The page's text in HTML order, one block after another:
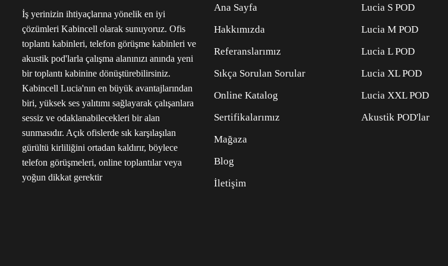
İş yerinizin ihtiyaçlarına yönelik en iyi
çözümleri Kabincell olarak sunuyoruz. Ofis
toplantı kabinleri, telefon görüşme kabinleri ve
akustik pod'larla çalışma alanınızı anında yeni
bir toplantı kabinine dönüştürebilirsiniz.
Kabincell Lucia'nın en büyük avantajlarından
biri, yüksek ses yalıtımı sağlayarak çalışanlara
sessiz ve odaklanabilecekleri bir alan
sunmasıdır. Açık ofislerde sık karşılaşılan
gürültü kirliliğini ortadan kaldırır, böylece
telefon görüşmeleri, online toplantılar veya
yoğun dikkat gerektir
Ana Sayfa
Hakkımızda
Referanslarımız
Sıkça Sorulan Sorular
Online Katalog
Sertifikalarımız
Mağaza
Blog
İletişim
Lucia S POD
Lucia M POD
Lucia L POD
Lucia XL POD
Lucia XXL POD
Akustik POD'lar